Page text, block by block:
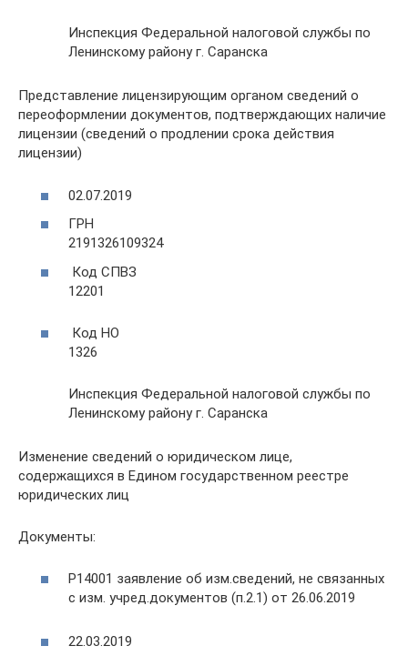
Инспекция Федеральной налоговой службы по
Ленинскому району г. Саранска
Представление лицензирующим органом сведений о
переоформлении документов, подтверждающих наличие
лицензии (сведений о продлении срока действия
лицензии)
02.07.2019
ГРН
2191326109324
Код СПВЗ
12201
Код НО
1326
Инспекция Федеральной налоговой службы по
Ленинскому району г. Саранска
Изменение сведений о юридическом лице,
содержащихся в Едином государственном реестре
юридических лиц
Документы:
Р14001 заявление об изм.сведений, не связанных
с изм. учред.документов (п.2.1) от 26.06.2019
22.03.2019